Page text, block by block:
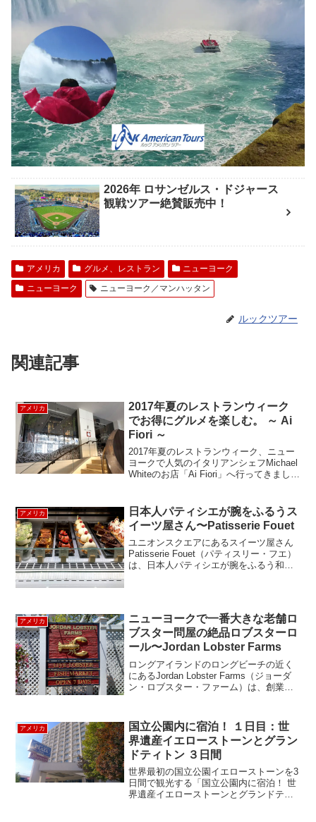
2026年 ロサンゼルス・ドジャース
観戦ツアー絶賛販売中！
アメリカ グルメ、レストラン
ニューヨーク
ニューヨーク
ニューヨーク／マンハッタン
ルックツアー
関連記事
アメリカ
2017年夏のレストランウィーク
でお得にグルメを楽しむ。 ～ Ai
Fiori ～
2017年夏のレストランウィーク、ニュー
ヨークで人気のイタリアンシェフMichael
Whiteのお店「Ai Fiori」へ行ってきまし
もハイエンドなイタ...
アメリカ
日本人パティシエが腕をふるうス
イーツ屋さん〜Patisserie Fouet
ユニオンスクエアにあるスイーツ屋さん
Patisserie Fouet（パティスリー・フエ）
は、日本人パティシエが腕をふるう和の
アメリカ
ニューヨークで一番大きな老舗ロ
ブスター問屋の絶品ロブスターロ
ール〜Jordan Lobster Farms
ロングアイランドのロングビーチの近く
にあるJordan Lobster Farms（ジョーダ
ン・ロブスター・ファーム）は、創業
ョーダン・ロブスターは、私達が行った
こ...
アメリカ
国立公園内に宿泊！ １日目：世
界遺産イエローストーンとグラン
ドティトン ３日間
世界最初の国立公園イエローストーンを3
日間で観光する「国立公園内に宿泊！ 世
界遺産イエローストーンとグランドティ